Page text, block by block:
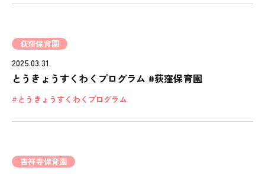
RECRUIT
お問い合わせ
CONTACT
荻窪保育園
2025.03.31
とうきょうすくわくプログラム #荻窪保育園
とうきょうすくわくプログラム
吉祥寺保育園